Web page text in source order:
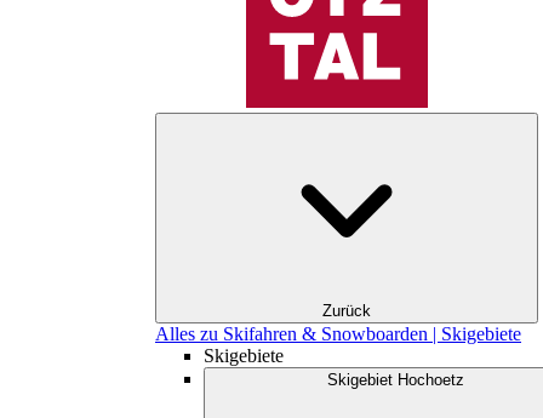
Zurück
Alles zu Skifahren & Snowboarden | Skigebiete
Skigebiete
Skigebiet Hochoetz